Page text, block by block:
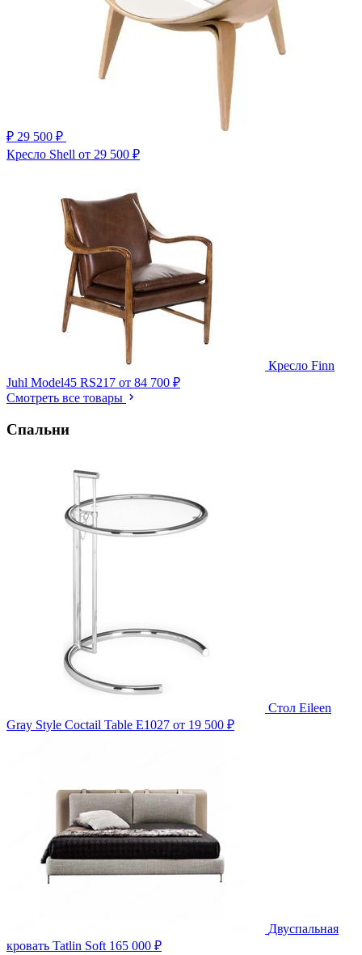
₽ 29 500 ₽
Кресло Shell от 29 500 ₽
Кресло Finn
Juhl Model45 RS217 от 84 700 ₽
Смотреть все товары
Спальни
Стол Eileen
Gray Style Coctail Table E1027 от 19 500 ₽
Двуспальная
кровать Tatlin Soft 165 000 ₽